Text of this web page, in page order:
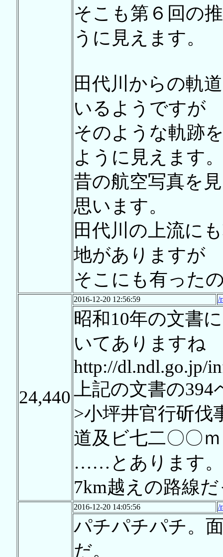
そこも第６回の
うに見えます。
田代川からの軌
いるようですが
そのような軌跡
ように見えます
昔の航空写真を
思います。
田代川の上流に
地がありますが
そこにも有った
24,440
2016-12-20 12:56:59 /
昭和10年の文書
いてありますね
http://dl.ndl.go.jp/
上記の文書の394
>小坪井官行斫伐
道及ビ七二〇〇
……とあります。
7km越えの路線
2016-12-20 14:05:56 /
パチパチパチ。
だ。